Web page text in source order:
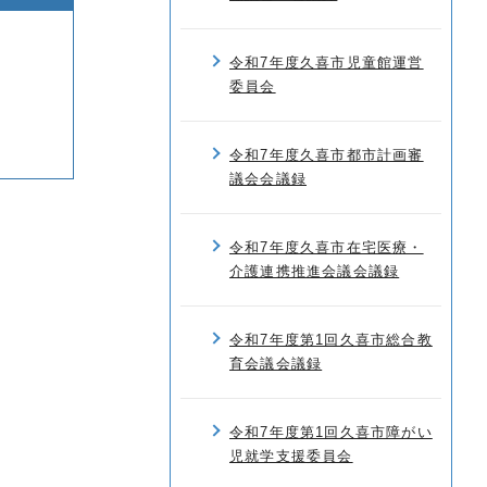
令和7年度久喜市児童館運営
委員会
令和7年度久喜市都市計画審
議会会議録
令和7年度久喜市在宅医療・
介護連携推進会議会議録
令和7年度第1回久喜市総合教
育会議会議録
令和7年度第1回久喜市障がい
児就学支援委員会